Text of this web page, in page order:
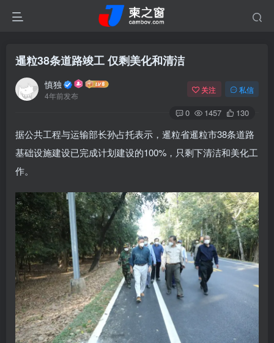
暹粒38条道路竣工 仅剩美化和清洁
慎独
4年前发布
关注 私信
0 1457 130
据公共工程与运输部长孙占托表示，暹粒省暹粒市38条道路
基础设施建设已完成计划建设的100%，只剩下清洁和美化工
作。